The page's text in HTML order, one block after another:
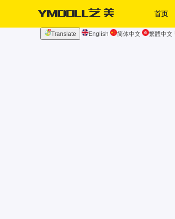
首页
Translate English 简体中文 繁體中文